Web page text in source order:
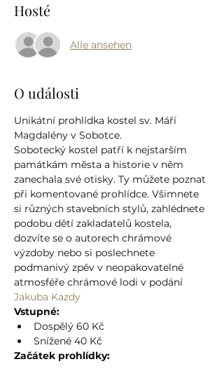
Hosté
Alle ansehen
O události
Unikátní prohlídka kostel sv. Máří
Magdalény v Sobotce.
Sobotecký kostel patří k nejstarším
památkám města a historie v něm
zanechala své otisky. Ty můžete poznat
při komentované prohlídce. Všimnete
si různých stavebních stylů, zahlédnete
podobu dětí zakladatelů kostela,
dozvíte se o autorech chrámové
výzdoby nebo si poslechnete
podmanivý zpěv v neopakovatelné
atmosféře chrámové lodi v podání
Jakuba Kazdy
Vstupné:
Dospělý 60 Kč
Snížené 40 Kč
Začátek prohlídky: